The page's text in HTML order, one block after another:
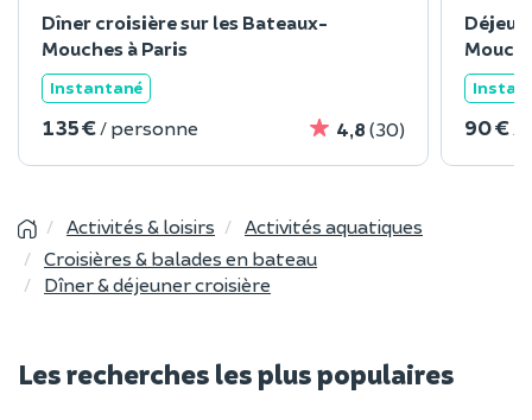
Dîner croisière sur les Bateaux-
Mouches à Paris
Instantané
135 € / personne 4,8 (30) 90 €
Activités & loisirs
Activités aquatiques
Croisières & balades en bateau
Dîner & déjeuner croisière
Les recherches les plus populaires